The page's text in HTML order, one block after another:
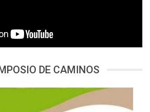
DE CAMINOS